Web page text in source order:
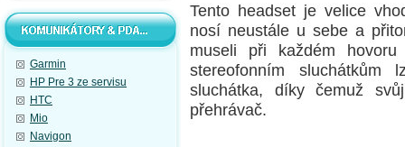
Garmin
HP Pre 3 ze servisu
HTC
Mio
Navigon
Tento headset je velice
nosí neustále u sebe a
museli při každém
stereofonním
sluchátka, díky čemuž
přehrávač.